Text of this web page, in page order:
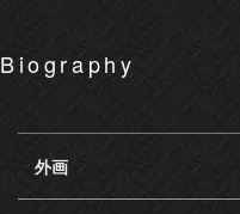
Biography
外画